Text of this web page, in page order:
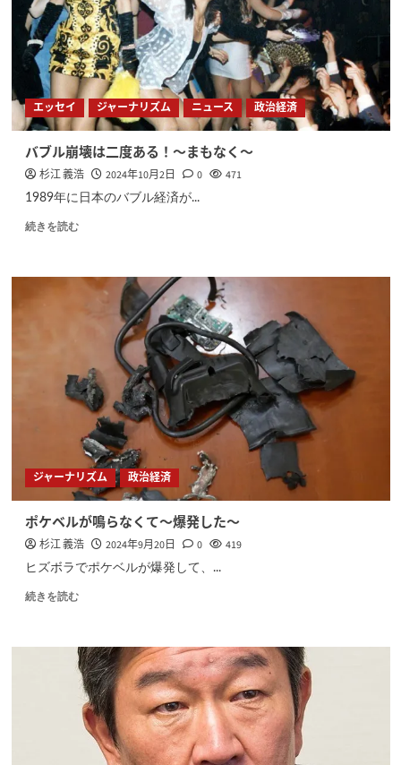
エッセイ ジャーナリズム ニュース 政治経済
バブル崩壊は二度ある！〜まもなく〜
杉江 義浩 2024年10月2日 0 471
1989年に日本のバブル経済が...
続きを読む
ジャーナリズム 政治経済
ポケベルが鳴らなくて〜爆発した〜
杉江 義浩 2024年9月20日 0 419
ヒズボラでポケベルが爆発して、...
続きを読む